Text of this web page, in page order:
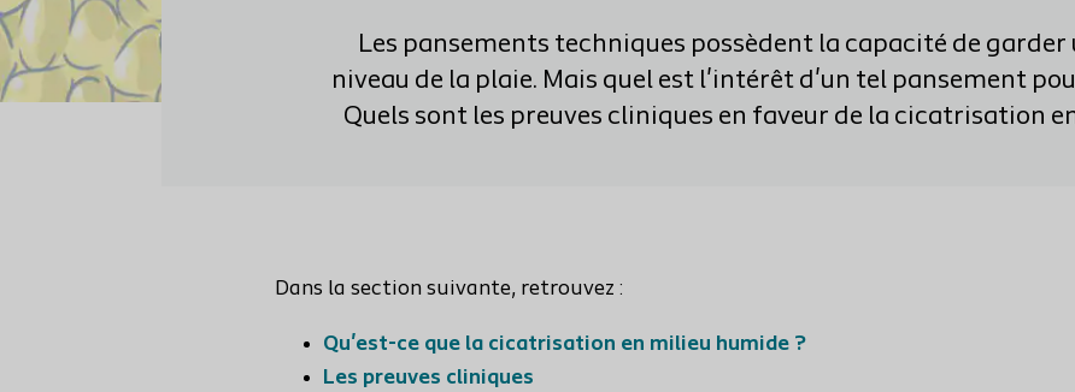
Les pansements techniques possèdent la capacité de
niveau de la plaie. Mais quel est l'intérêt d'un tel pansement
Quels sont les preuves cliniques en faveur de la cicatrisation
Dans la section suivante, retrouvez :
Qu'est-ce que la cicatrisation en milieu humide ?
Les preuves cliniques